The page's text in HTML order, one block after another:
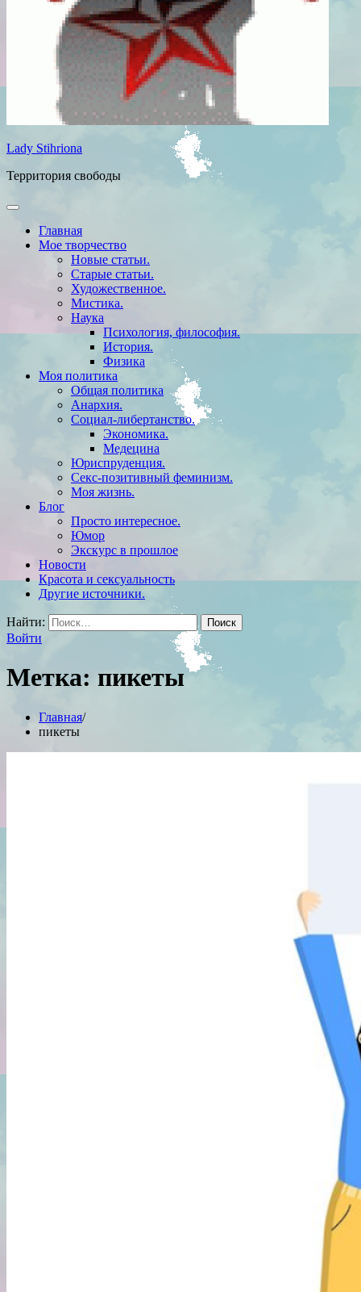
Lady Stihriona
Территория свободы
Главная
Мое творчество
Новые статьи.
Старые статьи.
Художественное.
Мистика.
Наука
Психология, философия.
История.
Физика
Моя политика
Общая политика
Анархия.
Социал-либертанство.
Экономика.
Медецина
Юриспруденция.
Секс-позитивный феминизм.
Моя жизнь.
Блог
Просто интересное.
Юмор
Экскурс в прошлое
Новости
Красота и сексуальность
Другие источники.
Найти:
Войти
Метка: пикеты
Главная
пикеты